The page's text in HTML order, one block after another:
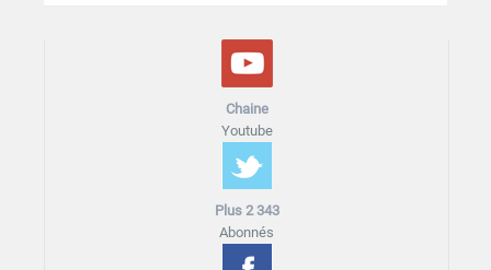
Chaine
Youtube
Plus 2 343
Abonnés